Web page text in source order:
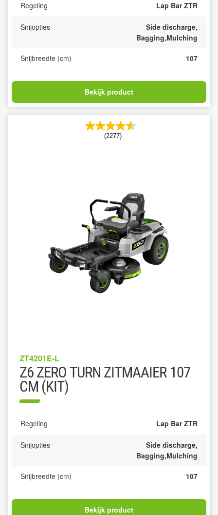
Regeling Lap Bar ZTR
Snijopties
Side discharge,
Bagging,Mulching
Snijbreedte (cm) 107
Bekijk product
(2277)
ZT4201E-L
Z6 ZERO TURN ZITMAAIER 107
CM (KIT)
Regeling Lap Bar ZTR
Snijopties
Side discharge,
Bagging,Mulching
Snijbreedte (cm) 107
Bekijk product